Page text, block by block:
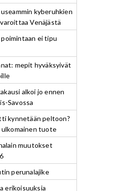
kyberuhkien
Venäjästä
ei tipu
mepit hyväksyivät
alkoi jo ennen
Savossa
kynnetään peltoon?
ulkomainen tuote
muutokset
perunalajike
erikoisuuksia